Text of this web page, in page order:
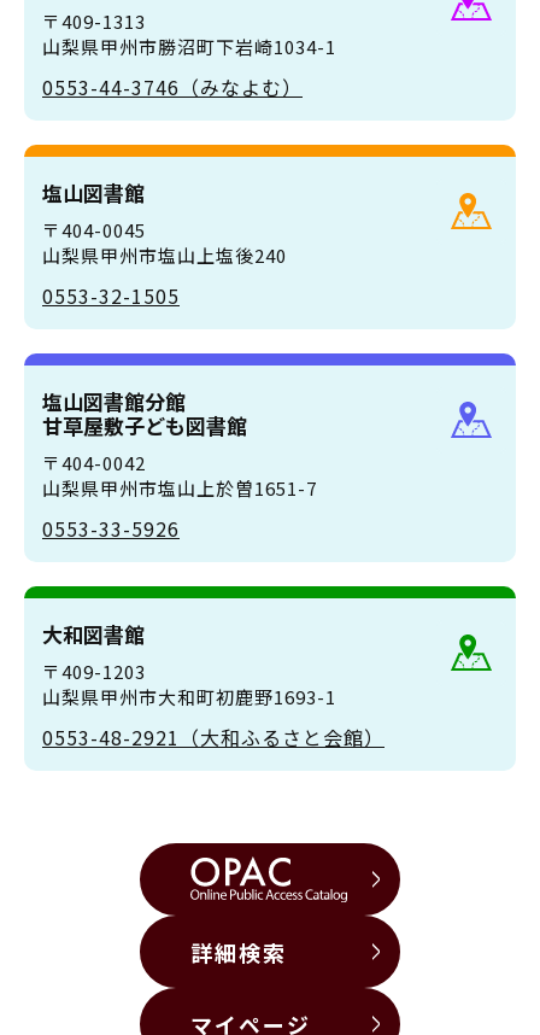
〒409-1313
山梨県甲州市勝沼町下岩崎1034-1
0553-44-3746（みなよむ）
塩山図書館
〒404-0045
山梨県甲州市塩山上塩後240
0553-32-1505
塩山図書館分館
甘草屋敷子ども図書館
〒404-0042
山梨県甲州市塩山上於曽1651-7
0553-33-5926
大和図書館
〒409-1203
山梨県甲州市大和町初鹿野1693-1
0553-48-2921（大和ふるさと会館）
詳細検索
マイページ